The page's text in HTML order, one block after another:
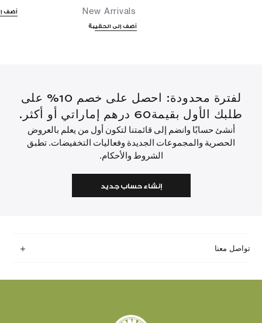
New Arrivals
أضف إلى الحقيبة
أضف
لفترة محدودة: احصل على خصم 10% على
طلبك الأول بقيمة60 درهم إماراتي أو أكثر.
أنشئ حسابًا وانضم إلى قائمتنا لتكون أول من يعلم بالعروض
الحصرية والمجموعات الجديدة وفعاليات التخفيضات. تطبق
الشروط والأحكام.
إنشاء حساب جديد
تواصل معنا